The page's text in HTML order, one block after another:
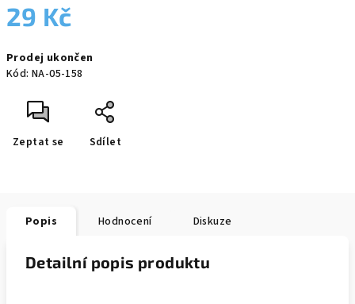
29 Kč
cena:
Prodej ukončen
Kód: NA-05-158
Zeptat se Sdílet
Popis Hodnocení Diskuze
Detailní popis produktu